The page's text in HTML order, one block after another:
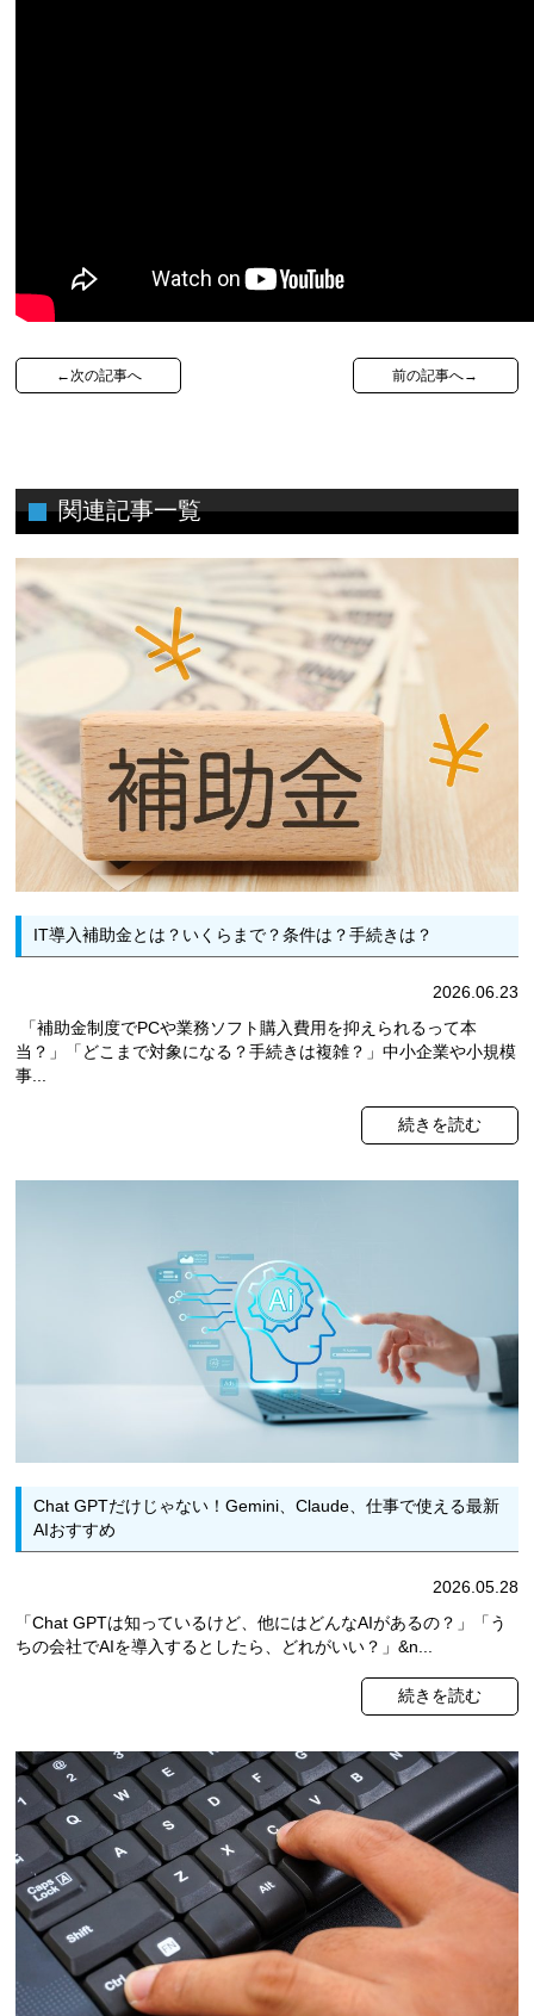
前の記事へ→
←次の記事へ
関連記事一覧
IT導入補助金とは？いくらまで？条件は？手続きは？
2026.06.23
「補助金制度でPCや業務ソフト購入費用を抑えられるって本
当？」「どこまで対象になる？手続きは複雑？」中小企業や小規模
事...
続きを読む
Chat GPTだけじゃない！Gemini、Claude、仕事で使える最新
AIおすすめ
2026.05.28
「Chat GPTは知っているけど、他にはどんなAIがあるの？」「う
ちの会社でAIを導入するとしたら、どれがいい？」&n...
続きを読む